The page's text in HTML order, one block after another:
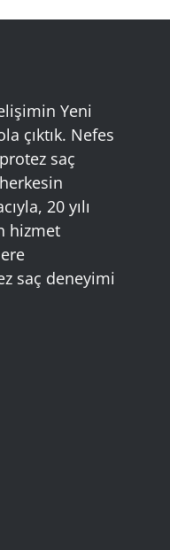
Yeni
çıktık. Nefes
saç
20 yılı
hizmet
saç deneyimi